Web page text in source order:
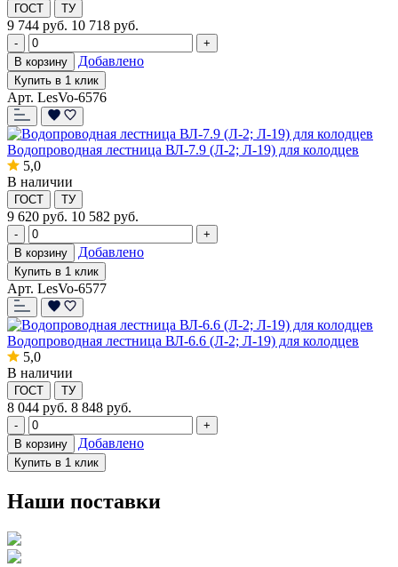
ГОСТ ТУ
9 744 руб. 10 718 руб.
-
+
В корзину
Добавлено
Купить в 1 клик
Арт. LesVo-6576
Водопроводная лестница ВЛ-7.9 (Л-2; Л-19) для колодцев
5,0
В наличии
ГОСТ ТУ
9 620 руб. 10 582 руб.
-
+
В корзину
Добавлено
Купить в 1 клик
Арт. LesVo-6577
Водопроводная лестница ВЛ-6.6 (Л-2; Л-19) для колодцев
5,0
В наличии
ГОСТ ТУ
8 044 руб. 8 848 руб.
-
+
В корзину
Добавлено
Купить в 1 клик
Наши поставки